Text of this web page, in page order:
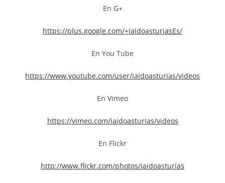
En G+
https://plus.google.com/+IaidoasturiasEs/
En You Tube
https://www.youtube.com/user/iaidoasturias/videos
En Vimeo
https://vimeo.com/iaidoasturias/videos
En Flickr
http://www.flickr.com/photos/iaidoasturias